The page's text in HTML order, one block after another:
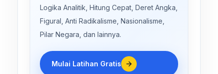
Logika Analitik, Hitung Cepat, Deret Angka,
Figural, Anti Radikalisme, Nasionalisme,
Pilar Negara, dan lainnya.
Mulai Latihan Gratis